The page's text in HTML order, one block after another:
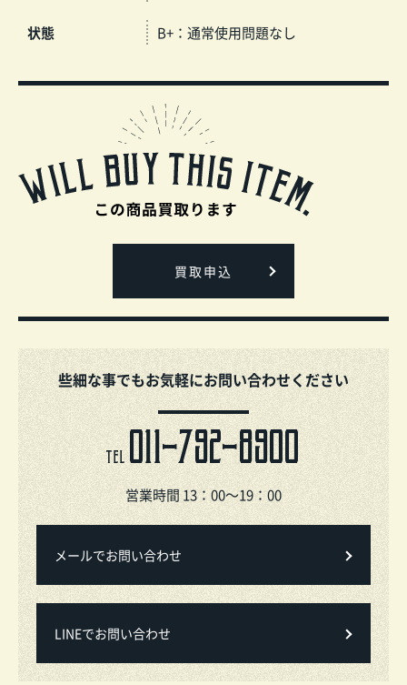
状態 B+：通常使用問題なし
買取申込
些細な事でもお気軽にお問い合わせください
TEL 011-792-8900
営業時間 13：00～19：00
メールでお問い合わせ
LINEでお問い合わせ